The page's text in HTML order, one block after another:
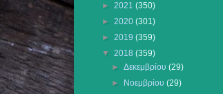
► 2021 (350)
► 2020 (301)
► 2019 (359)
▼ 2018 (359)
►Δεκεμβρίου(29)
►
Νοεμβρίου(29)